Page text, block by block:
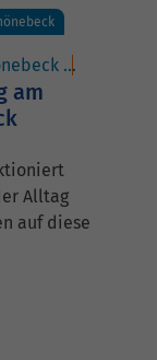
am
Alltag
auf diese